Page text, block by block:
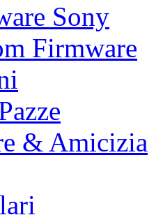
Sony
Firmware
& Amicizia